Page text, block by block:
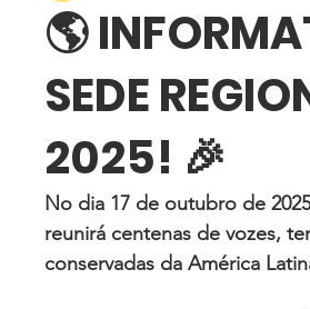
🌎
SEDE
2025! 🎉
No dia 17 de outubro de
reunirá centenas de vozes,
conservadas da América